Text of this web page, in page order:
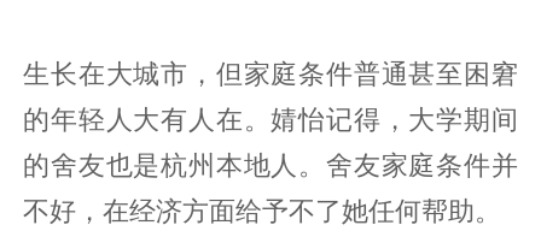
生长在大城市，但家庭条件普通甚至困窘
的年轻人大有人在。婧怡记得，大学期间
的舍友也是杭州本地人。舍友家庭条件并
不好，在经济方面给予不了她任何帮助。